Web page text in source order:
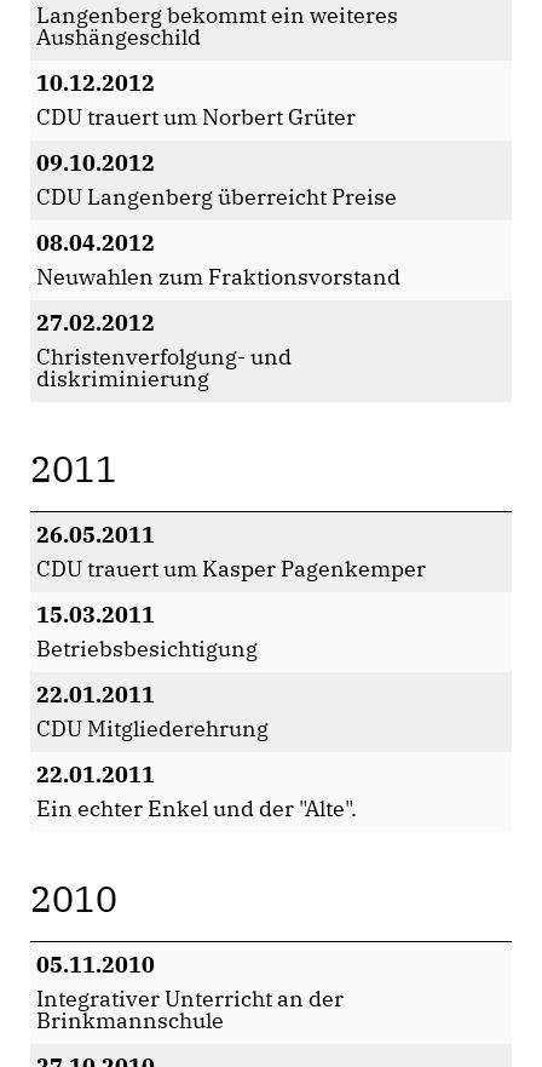
Langenberg bekommt ein weiteres
Aushängeschild
10.12.2012
CDU trauert um Norbert Grüter
09.10.2012
CDU Langenberg überreicht Preise
08.04.2012
Neuwahlen zum Fraktionsvorstand
27.02.2012
Christenverfolgung- und
diskriminierung
2011
26.05.2011
CDU trauert um Kasper Pagenkemper
15.03.2011
Betriebsbesichtigung
22.01.2011
CDU Mitgliederehrung
22.01.2011
Ein echter Enkel und der "Alte".
2010
05.11.2010
Integrativer Unterricht an der
Brinkmannschule